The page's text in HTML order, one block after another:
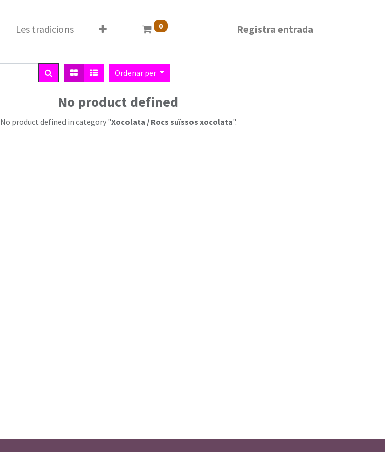
Les tradicions 0 Registra entrada
Ordenar per
No product defined
No product defined in category "Xocolata / Rocs suïssos xocolata".